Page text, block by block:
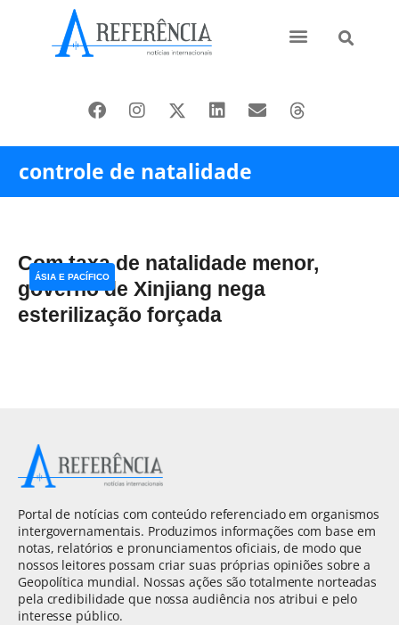
controle de natalidade
Com taxa de natalidade menor,
governo de Xinjiang nega
esterilização forçada
ÁSIA E PACÍFICO
Portal de notícias com conteúdo referenciado em organismos
intergovernamentais. Produzimos informações com base em
notas, relatórios e pronunciamentos oficiais, de modo que
nossos leitores possam criar suas próprias opiniões sobre a
Geopolítica mundial. Nossas ações são totalmente norteadas
pela credibilidade que nossa audiência nos atribui e pelo
interesse público.